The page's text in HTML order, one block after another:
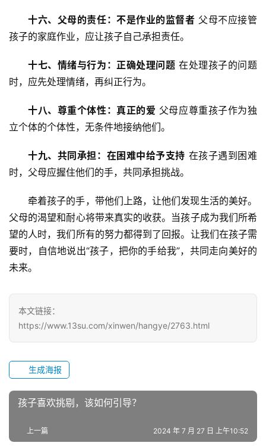
教
心
长
青
少
年
叛
专
题
十六、父母的责任：不是作业的监督者 父母不应接管
孩子的家庭作业，应让孩子自己承担责任。
十七、情绪与行为：正确处理问题 在处理孩子的问题
时，应先处理情绪，再纠正行为。
十八、尊重个体性：真正的爱 父母应尊重孩子作为独
立个体的个体性，无条件地接纳他们。
十九、共同承担：在困难中给予支持 在孩子遇到困难
时，父母应握住他们的手，共同承担挑战。
牵着孩子的手，带他们上路，让他们发现生活的美好。
父母的渴望和耐心将带来真实的收获。当孩子成为我们所希
望的人时，我们所有的努力都得到了回报。让我们在孩子需
要时，自信地说出“孩子，把你的手给我”，共同走向美好的
未来。
本文链接：
https://www.13su.com/xinwen/hangye/2763.html
生成海报
孩子喜欢挑剔，该如何引导？
上一篇 2024 年 7 月 27 日 上午10:52